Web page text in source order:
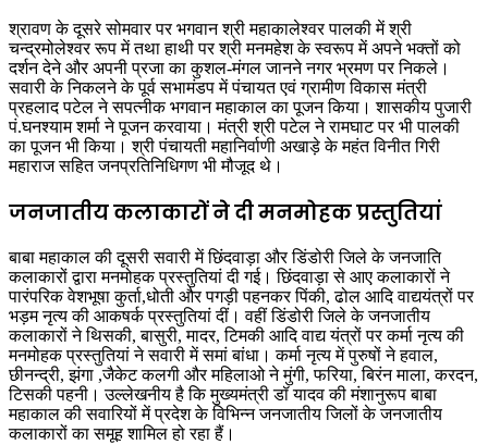
श्रावण के दूसरे सोमवार पर भगवान श्री महाकालेश्वर पालकी में श्री
चन्द्रमोलेश्वर रूप में तथा हाथी पर श्री मनमहेश के स्वरूप में अपने भक्तों को
दर्शन देने और अपनी प्रजा का कुशल-मंगल जानने नगर भ्रमण पर निकले।
सवारी के निकलने के पूर्व सभामंडप में पंचायत एवं ग्रामीण विकास मंत्री
प्रहलाद पटेल ने सपत्नीक भगवान महाकाल का पूजन किया। शासकीय पुजारी
पं.घनश्याम शर्मा ने पूजन करवाया। मंत्री श्री पटेल ने रामघाट पर भी पालकी
का पूजन भी किया। श्री पंचायती महानिर्वाणी अखाड़े के महंत विनीत गिरी
महाराज सहित जनप्रतिनिधिगण भी मौजूद थे।
जनजातीय कलाकारों ने दी मनमोहक प्रस्तुतियां
बाबा महाकाल की दूसरी सवारी में छिंदवाड़ा और डिंडोरी जिले के जनजाति
कलाकारों द्वारा मनमोहक प्रस्तुतियां दी गई। छिंदवाड़ा से आए कलाकारों ने
पारंपरिक वेशभूषा कुर्ता,धोती और पगड़ी पहनकर पिंकी, ढोल आदि वाद्ययंत्रों पर
भड़म नृत्य की आकषर्क प्रस्तुतियां दीं। वहीं डिंडोरी जिले के जनजातीय
कलाकारों ने थिसकी, बासुरी, मादर, टिमकी आदि वाद्य यंत्रों पर कर्मा नृत्य की
मनमोहक प्रस्तुतियां ने सवारी में समां बांधा। कर्मा नृत्य में पुरुषों ने हवाल,
छीनन्द्री, झंगा ,जैकेट कलगी और महिलाओ ने मुंगी, फरिया, बिरंन माला, करदन,
टिसकी पहनी। उल्लेखनीय है कि मुख्यमंत्री डॉ यादव की मंशानुरूप बाबा
महाकाल की सवारियों में प्रदेश के विभिन्न जनजातीय जिलों के जनजातीय
कलाकारों का समूह शामिल हो रहा हैं।